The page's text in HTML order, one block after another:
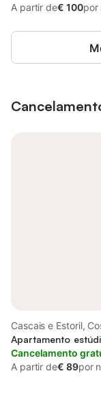
A partir de€ 100por
Cascais e Estoril,
Apartamento
Cancelamento
A partir de€ 89por